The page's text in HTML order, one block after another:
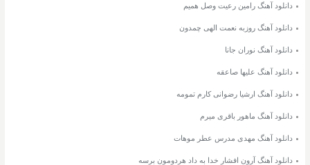
دانلود آهنگ رامین رعیت وصل همیم
دانلود آهنگ روزبه نعمت الهی چمدون
دانلود آهنگ نوران جانا
دانلود آهنگ علیها صاعقه
دانلود آهنگ ارشیا رضوانی کارم تمومه
دانلود آهنگ ماهور باقری میرم
دانلود آهنگ مهدی مدرس عطر موهات
دانلود آهنگ آرون افشار خدا به داد هردومون برسه